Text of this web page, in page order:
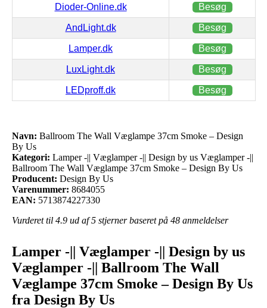
Dioder-Online.dk Besøg
AndLight.dk Besøg
Lamper.dk Besøg
LuxLight.dk Besøg
LEDproff.dk Besøg
Navn: Ballroom The Wall Væglampe 37cm Smoke – Design
By Us
Kategori: Lamper -|| Væglamper -|| Design by us Væglamper -||
Ballroom The Wall Væglampe 37cm Smoke – Design By Us
Producent: Design By Us
Varenummer: 8684055
EAN: 5713874227330
Vurderet til 4.9 ud af 5 stjerner baseret på 48 anmeldelser
Lamper -|| Væglamper -|| Design by us
Væglamper -|| Ballroom The Wall
Væglampe 37cm Smoke – Design By Us
fra Design By Us